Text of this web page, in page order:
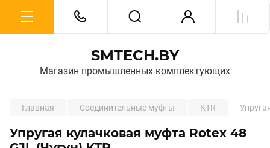
SMTECH.BY
Магазин промышленных комплектующих
Главная Соединительные муфты KTR
Упругая кулачковая муфта Rotex 48